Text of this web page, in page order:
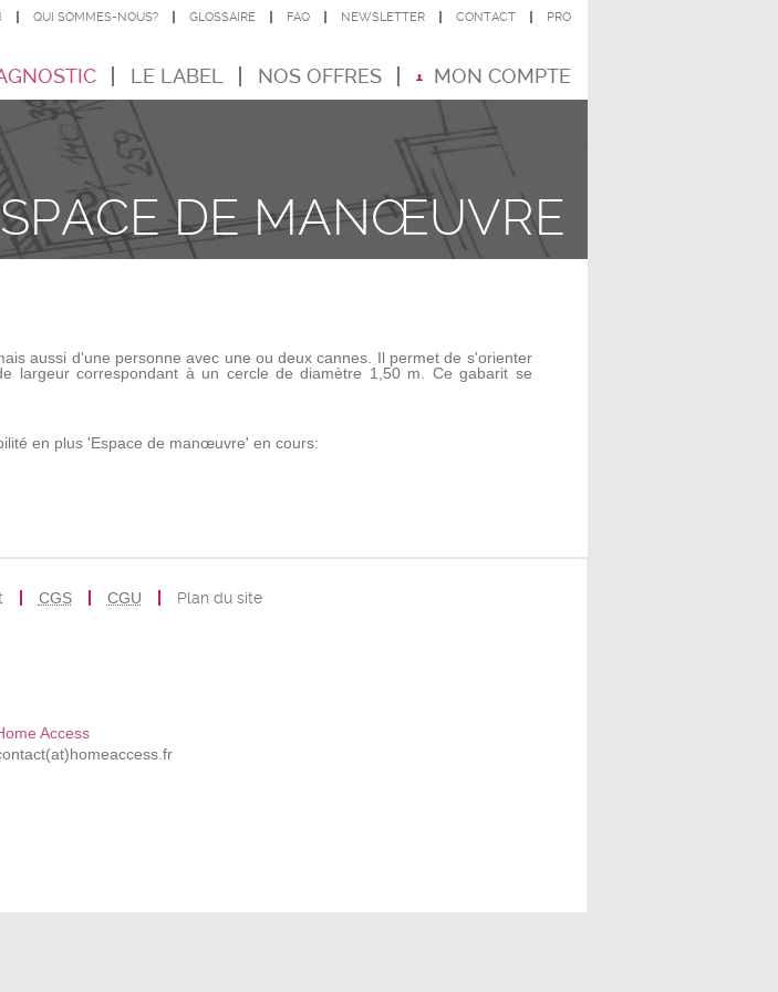
QUI SOMMES-NOUS? GLOSSAIRE FAQ NEWSLETTER CONTACT PRO
LE LABEL NOS OFFRES MON COMPTE
DE MANŒUVRE
aussi d'une personne avec une ou deux cannes. Il permet de s'orienter
largeur correspondant à un cercle de diamètre 1,50 m. Ce gabarit se
en plus 'Espace de manœuvre' en cours:
CGS CGU Plan du site
Access